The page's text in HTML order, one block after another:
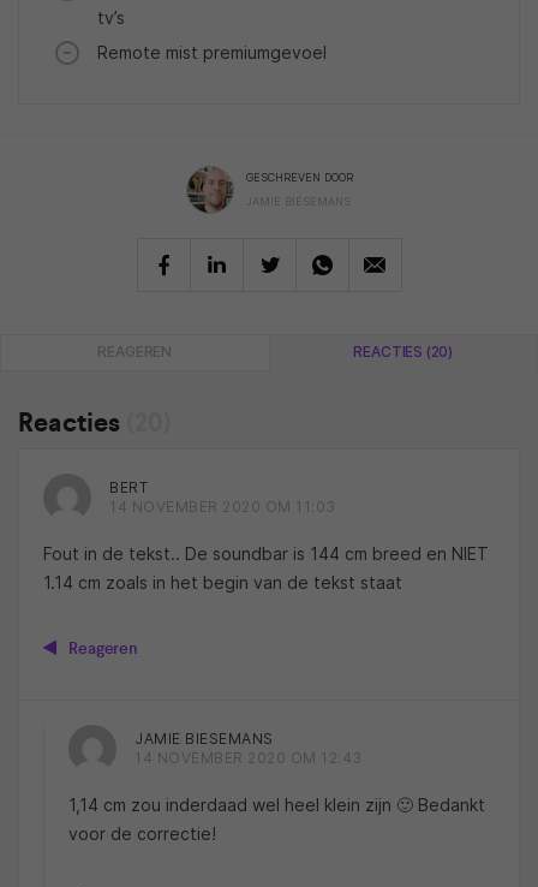
tv’s
Remote mist premiumgevoel
GESCHREVEN DOOR
JAMIE BIESEMANS
REAGEREN REACTIES (20)
Reacties
BERT
14 NOVEMBER 2020 OM 11:03
Fout in de tekst.. De soundbar is 144 cm breed en NIET
1.14 cm zoals in het begin van de tekst staat
Reageren
JAMIE BIESEMANS
14 NOVEMBER 2020 OM 12:43
1,14 cm zou inderdaad wel heel klein zijn 🙂 Bedankt
voor de correctie!